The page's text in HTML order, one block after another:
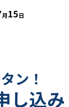
月15日
ン！
し込み